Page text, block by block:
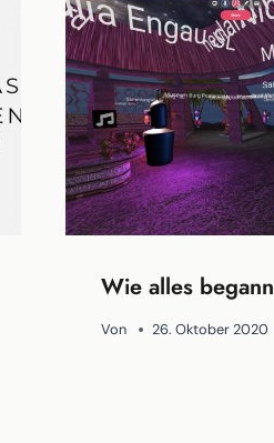
Wie alles begann
Von 26. Oktober 2020